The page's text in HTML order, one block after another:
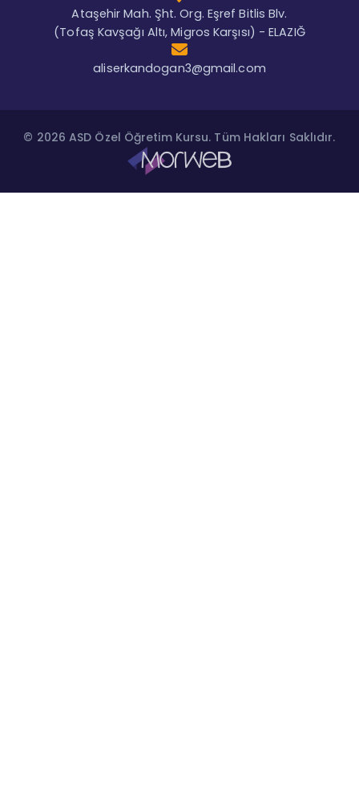
Ataşehir Mah. Şht. Org. Eşref Bitlis Blv.
(Tofaş Kavşağı Altı, Migros Karşısı) - ELAZIĞ
aliserkandogan3@gmail.com
© 2026 ASD Özel Öğretim Kursu. Tüm Hakları Saklıdır.